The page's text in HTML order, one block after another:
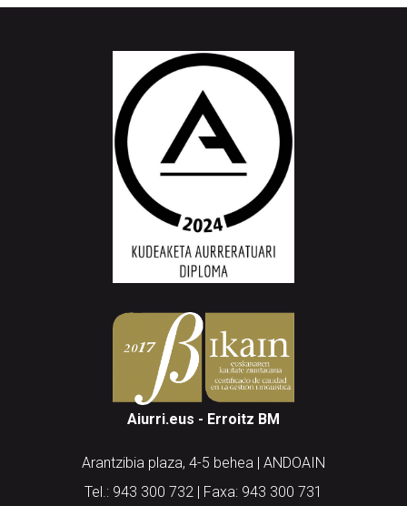
Aiurri.eus - Erroitz BM
Arantzibia plaza, 4-5 behea | ANDOAIN
Tel.: 943 300 732 | Faxa: 943 300 731